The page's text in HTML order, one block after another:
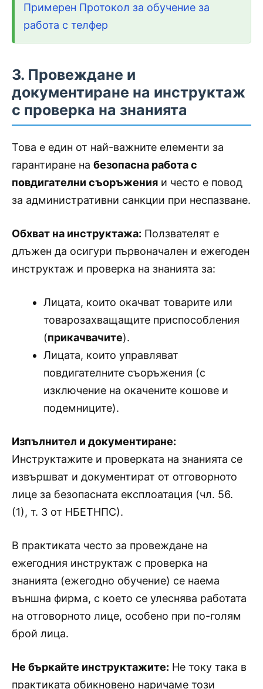
Примерен Протокол за обучение за
работа с телфер
3. Провеждане и
документиране на инструктаж
с проверка на знанията
Това е един от най-важните елементи за
гарантиране на безопасна работа с
повдигателни съоръжения и често е повод
за административни санкции при неспазване.
Обхват на инструктажа: Ползвателят е
длъжен да осигури първоначален и ежегоден
инструктаж и проверка на знанията за:
Лицата, които окачват товарите или
товарозахващащите приспособления
(прикачвачите).
Лицата, които управляват
повдигателните съоръжения (с
изключение на окачените кошове и
подемниците).
Изпълнител и документиране:
Инструктажите и проверката на знанията се
извършват и документират от отговорното
лице за безопасната експлоатация (чл. 56.
(1), т. 3 от НБЕТНПС).
В практиката често за провеждане на
ежегодния инструктаж с проверка на
знанията (ежегодно обучение) се наема
външна фирма, с което се улеснява работата
на отговорното лице, особено при по-голям
брой лица.
Не бъркайте инструктажите: Не току така в
практиката обикновено наричаме този